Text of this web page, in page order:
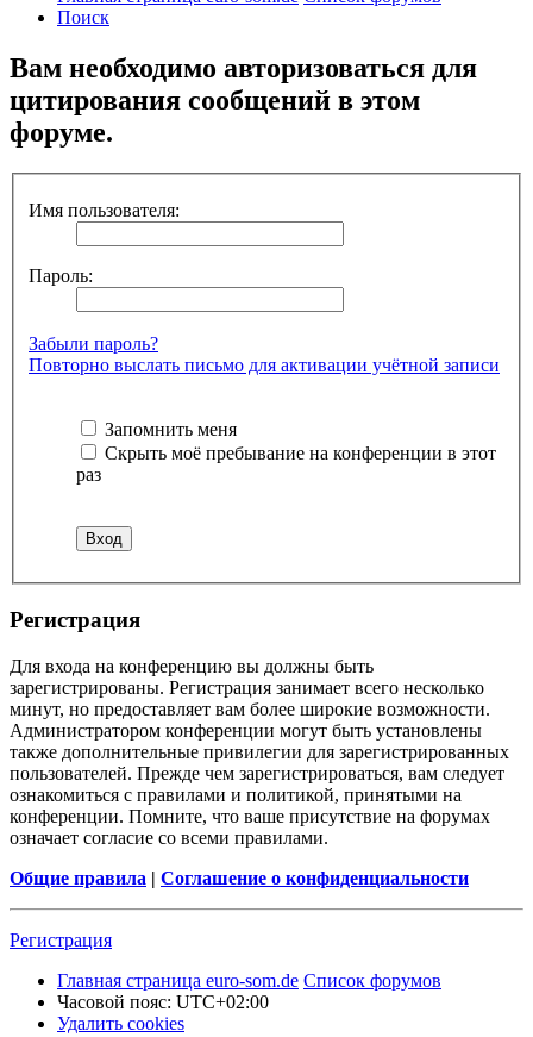
Поиск
Вам необходимо авторизоваться для
цитирования сообщений в этом
форуме.
Имя пользователя:
Пароль:
Забыли пароль?
Повторно выслать письмо для активации учётной записи
Запомнить меня
Скрыть моё пребывание на конференции в этот
раз
Регистрация
Для входа на конференцию вы должны быть
зарегистрированы. Регистрация занимает всего несколько
минут, но предоставляет вам более широкие возможности.
Администратором конференции могут быть установлены
также дополнительные привилегии для зарегистрированных
пользователей. Прежде чем зарегистрироваться, вам следует
ознакомиться с правилами и политикой, принятыми на
конференции. Помните, что ваше присутствие на форумах
означает согласие со всеми правилами.
Общие правила | Соглашение о конфиденциальности
Регистрация
Главная страница euro-som.de Список форумов
Часовой пояс: UTC+02:00
Удалить cookies